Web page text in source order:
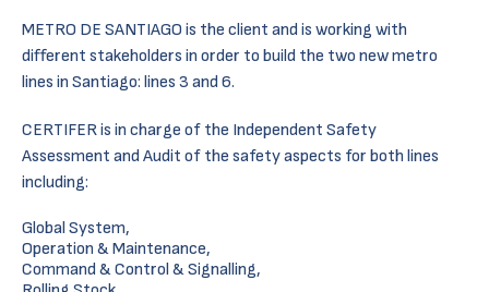
METRO DE SANTIAGO is the client and is working with
different stakeholders in order to build the two new metro
lines in Santiago: lines 3 and 6.
CERTIFER is in charge of the Independent Safety
Assessment and Audit of the safety aspects for both lines
including:
Global System,
Operation & Maintenance,
Command & Control & Signalling,